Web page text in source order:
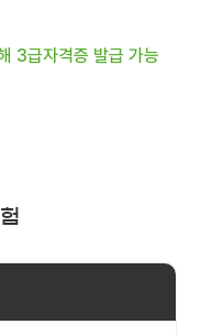
3급자격증 발급 가능